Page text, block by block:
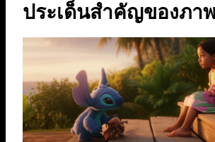
ประเด็นสำคัญของภา